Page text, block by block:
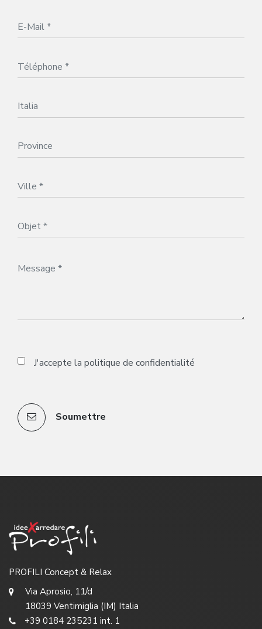
J'accepte la politique de confidentialité
Soumettre
PROFILI Concept & Relax
Via Aprosio, 11/d
18039 Ventimiglia (IM) Italia
+39 0184 235231 int. 1